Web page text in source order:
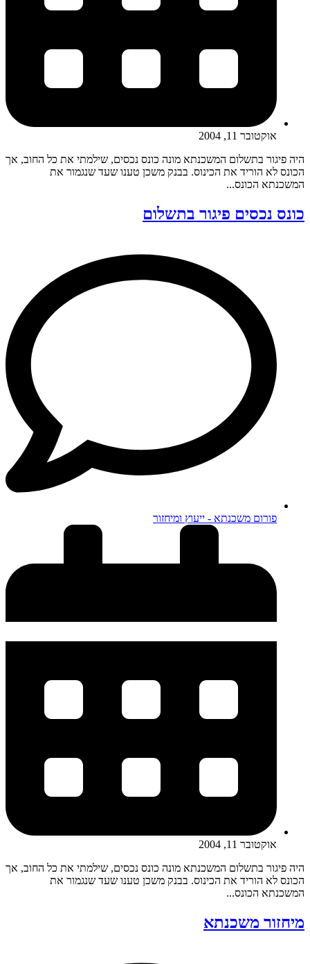
אוקטובר 11, 2004
היה פיגור בתשלום המשכנתא מונה כונס נכסים, שילמתי את כל החוב, אך
הכונס לא הוריד את הכינוס. בבנק משכן טענו שעד שנגמור את
המשכנתא הכונס...
כונס נכסים פיגור בתשלום
פורום משכנתא - ייעוץ ומיחזור
אוקטובר 11, 2004
היה פיגור בתשלום המשכנתא מונה כונס נכסים, שילמתי את כל החוב, אך
הכונס לא הוריד את הכינוס. בבנק משכן טענו שעד שנגמור את
המשכנתא הכונס...
מיחזור משכנתא